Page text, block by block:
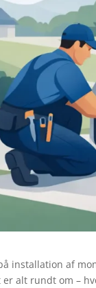
installation af
er alt rundt om –